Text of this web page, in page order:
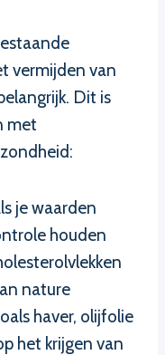
vermijden van
Dit is
met
je waarden
houden
nature
haver, olijfolie
het krijgen van